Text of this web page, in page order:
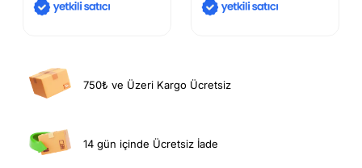
750₺ ve Üzeri Kargo Ücretsiz
14 gün içinde Ücretsiz İade